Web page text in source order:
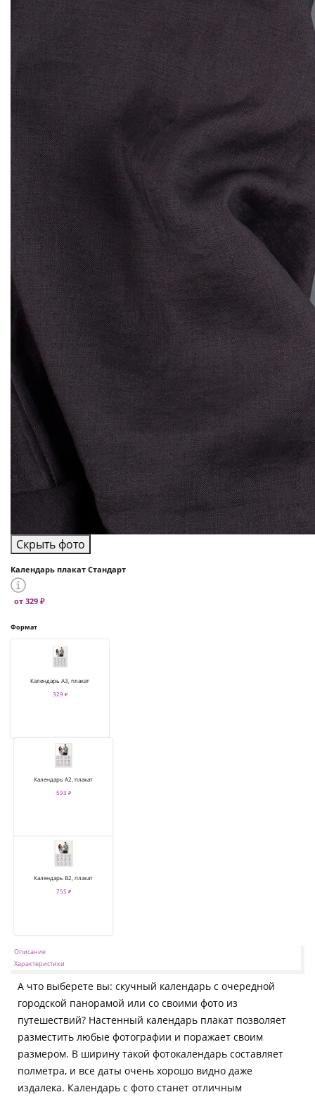
Скрыть фото
Календарь плакат Стандарт
от 329 ₽
Формат
Календарь А3, плакат
329 ₽
Календарь А2, плакат
593 ₽
Календарь В2, плакат
755 ₽
Описание
Характеристики
А что выберете вы: скучный календарь с очередной
городской панорамой или со своими фото из
путешествий? Настенный календарь плакат позволяет
разместить любые фотографии и поражает своим
размером. В ширину такой фотокалендарь составляет
полметра, и все даты очень хорошо видно даже
издалека. Календарь с фото станет отличным